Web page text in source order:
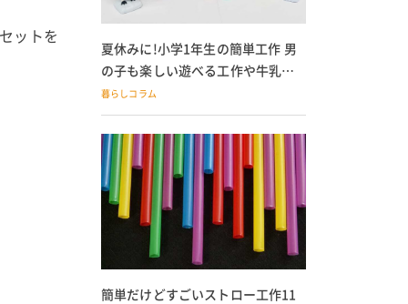
ットを
夏休みに!小学1年生の簡単工作 男
の子も楽しい遊べる工作や牛乳パ
ック貯金箱も
暮らしコラム
簡単だけどすごいストロー工作11